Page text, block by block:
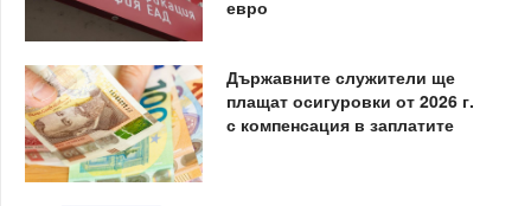
евро
Държавните служители ще
плащат осигуровки от 2026 г.
с компенсация в заплатите